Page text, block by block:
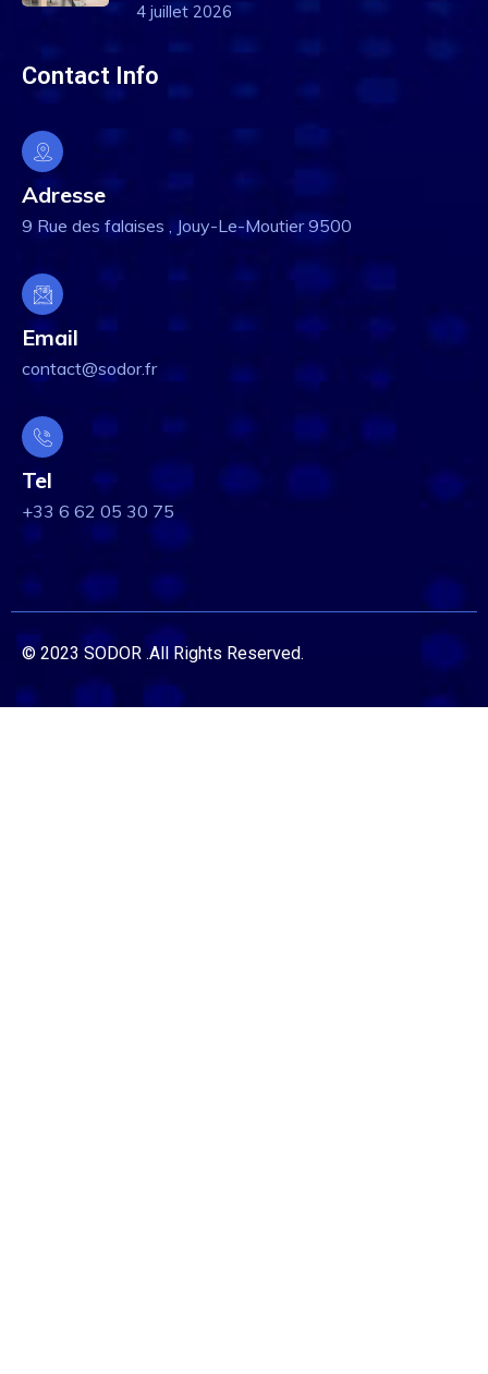
4 juillet 2026
Contact Info
Adresse
9 Rue des falaises , Jouy-Le-Moutier 9500
Email
contact@sodor.fr
Tel
+33 6 62 05 30 75
© 2023 SODOR .All Rights Reserved.